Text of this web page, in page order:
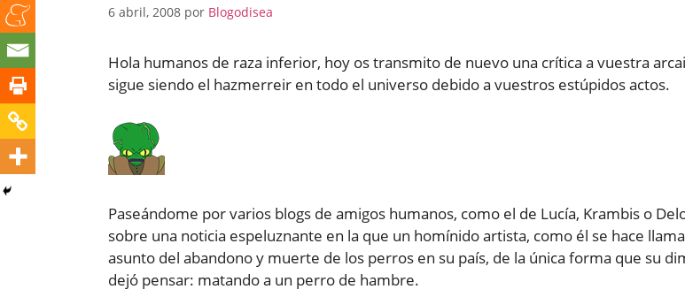
6 abril, 2008 por Blogodisea
Hola humanos de raza inferior, hoy os transmito de nuevo una crítica a vuestra
sigue siendo el hazmerreir en todo el universo debido a vuestros estúpidos actos.
Paseándome por varios blogs de amigos humanos, como el de Lucía, Krambis o
sobre una noticia espeluznante en la que un homínido artista, como él se hace
asunto del abandono y muerte de los perros en su país, de la única forma que su
dejó pensar: matando a un perro de hambre.